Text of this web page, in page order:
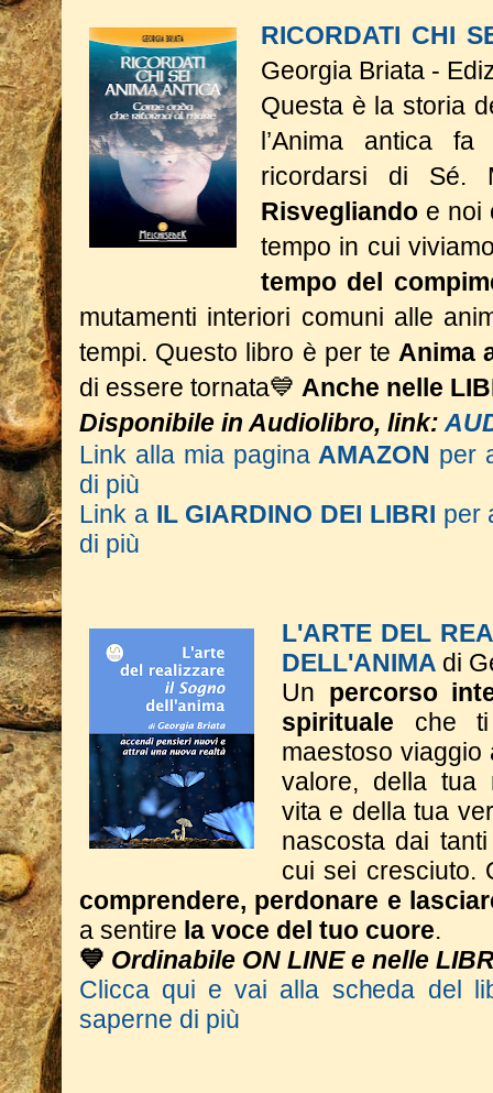
RICORDATI CHI
Georgia Briata -
Questa è la storia
l’Anima antica
ricordarsi di Sé.
Risvegliando e noi
tempo in cui
tempo del
mutamenti interiori comuni alle
tempi. Questo libro è per te Anima
di essere tornata💙 Anche nelle
Disponibile in Audiolibro, link:
Link alla mia pagina AMAZON per
di più
Link a IL GIARDINO DEI LIBRI per
di più
L'ARTE DEL
DELL'ANIMA di
Un percorso
spirituale che ti
maestoso viaggio
valore, della tua
vita e della tua
nascosta dai
cui sei cresciuto.
comprendere, perdonare e
a sentire la voce del tuo cuore.
💙 Ordinabile ON LINE e nelle
Clicca qui e vai alla scheda del
saperne di più